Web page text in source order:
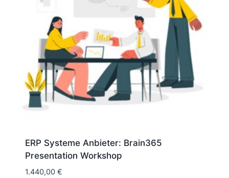
ERP Systeme Anbieter: Brain365
Presentation Workshop
1.440,00 €